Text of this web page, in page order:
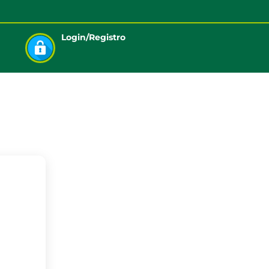
Login/Registro